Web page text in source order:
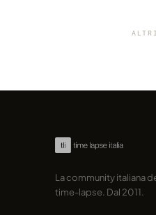
La community italiana
time-lapse. Dal 2011.